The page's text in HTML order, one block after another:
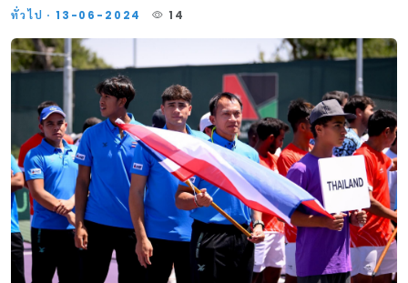
ทั่วไป · 13-06-2024 14